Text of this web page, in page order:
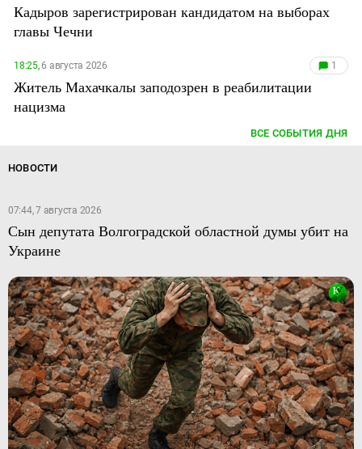
Кадыров зарегистрирован кандидатом на выборах
главы Чечни
18:25,6 августа 2026 1
Житель Махачкалы заподозрен в реабилитации
нацизма
ВСЕ СОБЫТИЯ ДНЯ
НОВОСТИ
07:44, 7 августа 2026
Сын депутата Волгоградской областной думы убит на
Украине